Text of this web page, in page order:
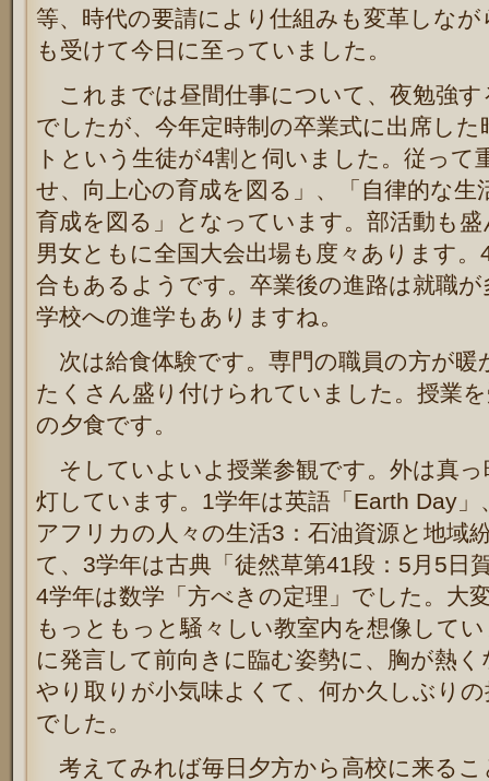
等、時代の要請により仕組みも変革しな
も受けて今日に至っていました。
これまでは昼間仕事について、夜勉強す
でしたが、今年定時制の卒業式に出席し
トという生徒が4割と伺いました。従って
せ、向上心の育成を図る」、「自律的な生
育成を図る」となっています。部活動も
男女ともに全国大会出場も度々あります
合もあるようです。卒業後の進路は就職
学校への進学もありますね。
次は給食体験です。専門の職員の方が暖
たくさん盛り付けられていました。授業
の夕食です。
そしていよいよ授業参観です。外は真
灯しています。1学年は英語「Earth Day
アフリカの人々の生活3：石油資源と地域
て、3学年は古典「徒然草第41段：5月5日
4学年は数学「方べきの定理」でした。大
もっともっと騒々しい教室内を想像して
に発言して前向きに臨む姿勢に、胸が熱
やり取りが小気味よくて、何か久しぶり
でした。
考えてみれば毎日夕方から高校に来るこ